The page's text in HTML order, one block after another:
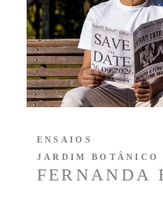
FERNANDA
ENSAIOS
JARDIM